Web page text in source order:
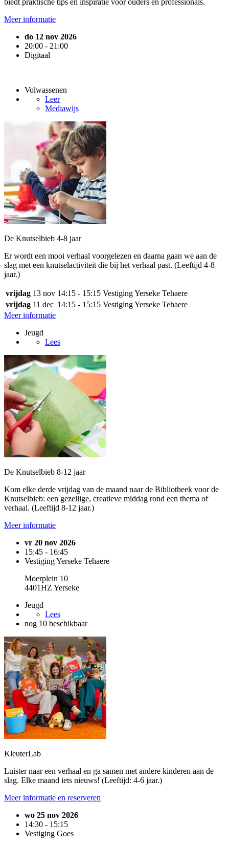
biedt praktische tips en inspiratie voor ouders en professionals.
Meer informatie
do 12 nov 2026
20:00 - 21:00
Digitaal
Volwassenen
Leer
Mediawijs
De Knutselbieb 4-8 jaar
Er wordt een mooi verhaal voorgelezen en daarna gaan we aan de
slag met een knutselactiviteit die bij het verhaal past. (Leeftijd 4-8
jaar.)
vrijdag 13 nov 14:15 - 15:15 Vestiging Yerseke Tehaere
vrijdag 11 dec 14:15 - 15:15 Vestiging Yerseke Tehaere
Meer informatie
Jeugd
Lees
De Knutselbieb 8-12 jaar
Kom elke derde vrijdag van de maand naar de Bibliotheek voor de
Knutselbieb: een gezellige, creatieve middag rond een thema of
verhaal. (Leeftijd 8-12 jaar.)
Meer informatie
vr 20 nov 2026
15:45 - 16:45
Vestiging Yerseke Tehaere
Moerplein 10
4401HZ Yerseke
Jeugd
Lees
nog 10 beschikbaar
KleuterLab
Luister naar een verhaal en ga samen met andere kinderen aan de
slag. Elke maand iets nieuws! (Leeftijd: 4-6 jaar.)
Meer informatie en reserveren
wo 25 nov 2026
14:30 - 15:15
Vestiging Goes